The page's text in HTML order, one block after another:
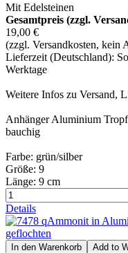
Mit Edelsteinen
Gesamtpreis (zzgl.
19,00 €
(zzgl. Versandkosten, kein
Lieferzeit (Deutschland):
Werktage
Weitere Infos zu Versand,
Anhänger Aluminium
bauchig
Farbe: grün/silber
Größe: 9
Länge: 9 cm
Details
In den Warenkorb Add to